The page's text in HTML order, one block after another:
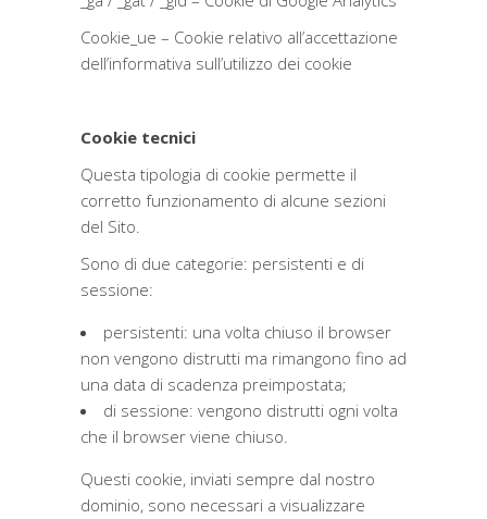
Cookie_ue – Cookie relativo all’accettazione
dell’informativa sull’utilizzo dei cookie
Cookie tecnici
Questa tipologia di cookie permette il
corretto funzionamento di alcune sezioni
del Sito.
Sono di due categorie: persistenti e di
sessione:
persistenti: una volta chiuso il browser
non vengono distrutti ma rimangono fino ad
una data di scadenza preimpostata;
di sessione: vengono distrutti ogni volta
che il browser viene chiuso.
Questi cookie, inviati sempre dal nostro
dominio, sono necessari a visualizzare